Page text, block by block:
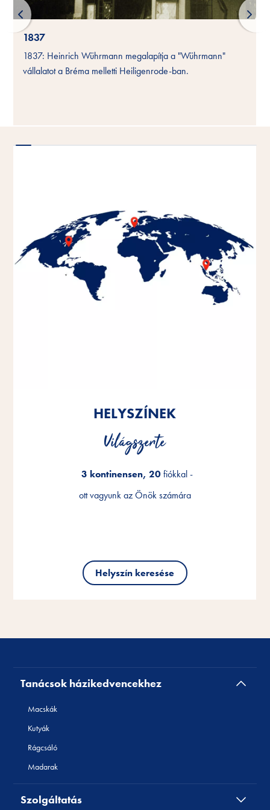
1837
1837: Heinrich Wührmann megalapítja a "Wührmann"
vállalatot a Bréma melletti Heiligenrode-ban.
HELYSZÍNEK
Világszerte
3 kontinensen, 20fiókkal -
ott vagyunk az Önök számára
Helyszín keresése
HELYSZÍNEK
Világszerte
3 kontinensen, 20fiókkal -
ott vagyunk az Önök számára
Helyszín keresése
HELYSZÍNEK
Világszerte
3 kontinensen, 20fiókkal -
ott vagyunk az Önök számára
Helyszín keresése
Tanácsok házikedvencekhez
Macskák
Kutyák
Rágcsáló
Madarak
Szolgáltatás